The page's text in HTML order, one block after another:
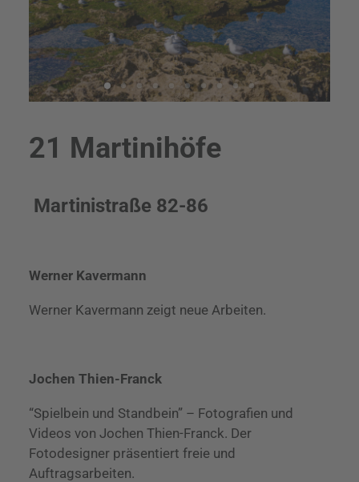
21 Martinihöfe
Martinistraße 82-86
Werner Kavermann
Werner Kavermann zeigt neue Arbeiten.
Jochen Thien-Franck
“Spielbein und Standbein” – Fotografien und
Videos von Jochen Thien-Franck. Der
Fotodesigner präsentiert freie und
Auftragsarbeiten.